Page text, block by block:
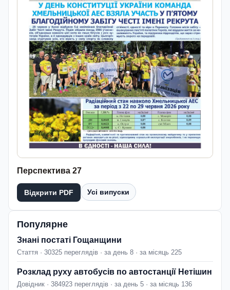
Перспектива 27
Відкрити PDF Усі випуски
Популярне
Знані постаті Гощанщини
Стаття · 30325 переглядів · за день 8 · за місяць 225
Розклад руху автобусів по автостанції Нетішин
Довідник · 384923 переглядів · за день 5 · за місяць 136